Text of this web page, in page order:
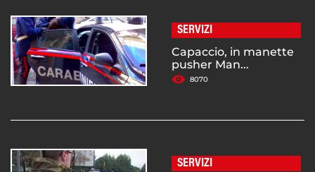
SERVIZI
Capaccio, in manette
pusher Man...
8070
SERVIZI